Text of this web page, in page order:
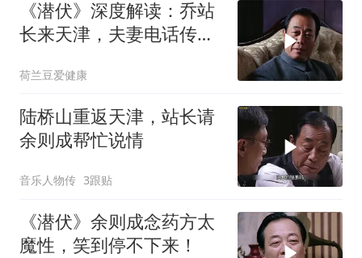
《潜伏》深度解读：乔站
长来天津，夫妻电话传情
荷兰豆爱健康
陆桥山重返天津，站长请
余则成帮忙说情
音乐人物传 3跟贴
《潜伏》余则成念药方太
魔性，笑到停不下来！